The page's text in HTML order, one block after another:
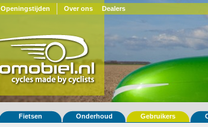
Openingstijden Over ons Dealers
Fietsen Onderhoud Gebruikers